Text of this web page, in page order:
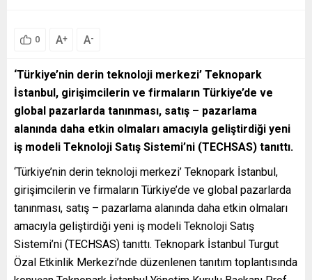
0 A+ A-
‘Türkiye’nin derin teknoloji merkezi’ Teknopark
İstanbul, girişimcilerin ve firmaların Türkiye’de ve
global pazarlarda tanınması, satış – pazarlama
alanında daha etkin olmaları amacıyla geliştirdiği yeni
iş modeli Teknoloji Satış Sistemi’ni (TECHSAS) tanıttı.
‘Türkiye’nin derin teknoloji merkezi’ Teknopark İstanbul,
girişimcilerin ve firmaların Türkiye’de ve global pazarlarda
tanınması, satış – pazarlama alanında daha etkin olmaları
amacıyla geliştirdiği yeni iş modeli Teknoloji Satış
Sistemi’ni (TECHSAS) tanıttı. Teknopark İstanbul Turgut
Özal Etkinlik Merkezi’nde düzenlenen tanıtım toplantısında